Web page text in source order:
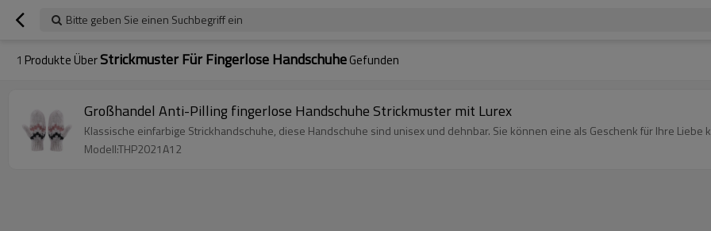
Bitte geben Sie einen Suchbegriff ein
1 Produkte ÜberStrickmuster Für Fingerlose HandschuheGefunden
Großhandel Anti-Pilling fingerlose Handschuhe Strickmuster mit Lurex
Klassische einfarbige Strickhandschuhe, diese Handschuhe sind unisex und dehnbar. Sie können eine als Geschenk für Ihre Liebe k
Modell:THP2021A12